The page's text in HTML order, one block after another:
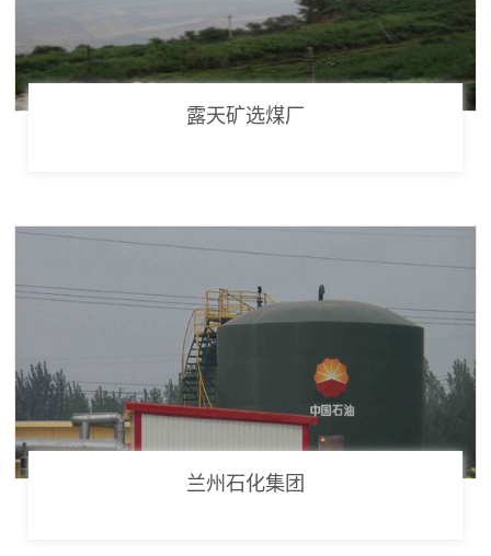
露天矿选煤厂
兰州石化集团